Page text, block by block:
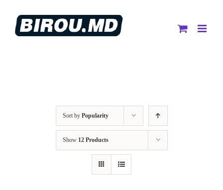
content
Sort by Popularity
Show 12 Products